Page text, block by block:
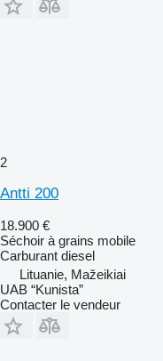
2
Antti 200
18.900 €
Séchoir à grains mobile
Carburant diesel
Lituanie, Mažeikiai
UAB “Kunista”
Contacter le vendeur